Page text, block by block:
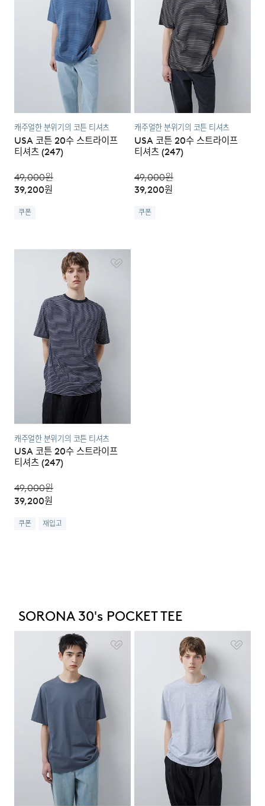
캐주얼한 분위기의 코튼 티셔츠
USA 코튼 20수 스트라이프
티셔츠 (247)
49,000원
39,200원
쿠폰
캐주얼한 분위기의 코튼 티셔츠
USA 코튼 20수 스트라이프
티셔츠 (247)
49,000원
39,200원
쿠폰
캐주얼한 분위기의 코튼 티셔츠
USA 코튼 20수 스트라이프
티셔츠 (247)
49,000원
39,200원
쿠폰 재입고
SORONA 30's POCKET TEE